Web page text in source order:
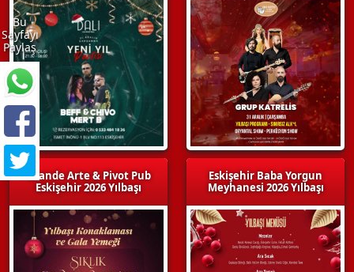
Grande Arte & Pivot Pub
Eskişehir 2026 Yılbaşı
Eskişehir Baba Yorgun
Meyhanesi 2026 Yılbaşı
Bu
Sayfayı
Paylaş